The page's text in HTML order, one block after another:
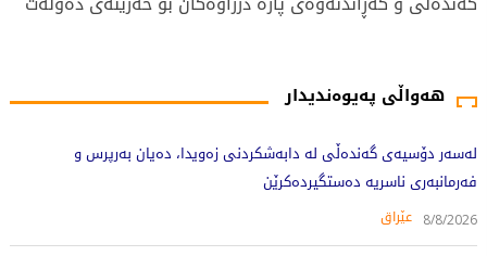
هەواڵی پەیوەندیدار
لەسەر دۆسیەی گەندەڵی لە دابەشکردنی زەویدا، دەیان بەرپرس و
فەرمانبەری ناسریە دەستگیردەکرێن
8/8/2026 عێراق